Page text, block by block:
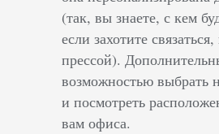
(так, вы знаете, с кем
если захотите
прессой).
возможностью выбрать
и посмотреть
вам офиса.